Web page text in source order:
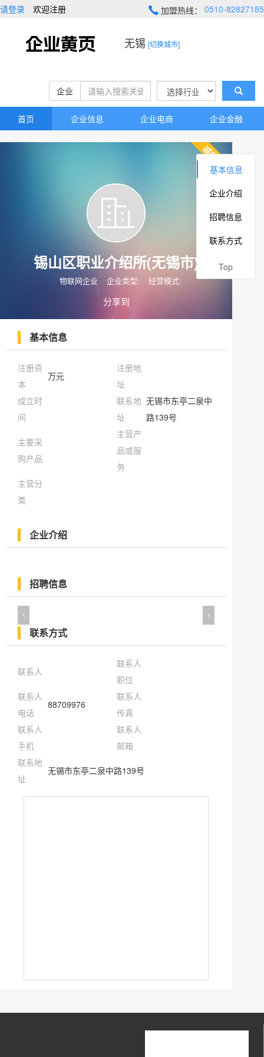
请登录 欢迎注册 加盟热线： 0510-82827185
无锡 [切换城市]
企业
首页 企业信息 企业电商
企业金融
企业物联网
资产置换
企业人才
高新技术
锡山区职业介绍所(无锡市)
物联网企业 企业类型: 经营模式:
分享到
基本信息
注册资
本
万元
注册地
址
成立时
间
联系地
址
无锡市东亭二泉中
路139号
主要采
购产品
主营产
品或服
务
主营分
类
企业介绍
招聘信息
‹ ›
联系方式
联系人
联系人
职位
联系人
电话
88709976
联系人
传真
联系人
手机
联系人
邮箱
联系地
址
无锡市东亭二泉中路139号
基本信息
企业介绍
招聘信息
联系方式
Top